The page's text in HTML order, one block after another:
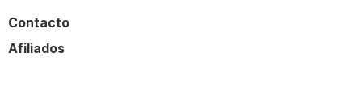
Contacto
Afiliados